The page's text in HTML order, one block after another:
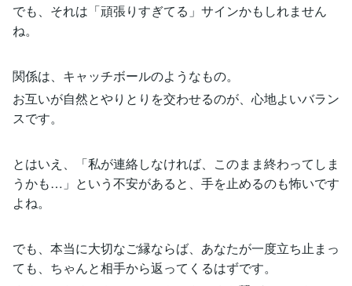
でも、それは「頑張りすぎてる」サインかもしれません
ね。
関係は、キャッチボールのようなもの。
お互いが自然とやりとりを交わせるのが、心地よいバラン
スです。
とはいえ、「私が連絡しなければ、このまま終わってしま
うかも…」という不安があると、手を止めるのも怖いです
よね。
でも、本当に大切なご縁ならば、あなたが一度立ち止まっ
ても、ちゃんと相手から返ってくるはずです。